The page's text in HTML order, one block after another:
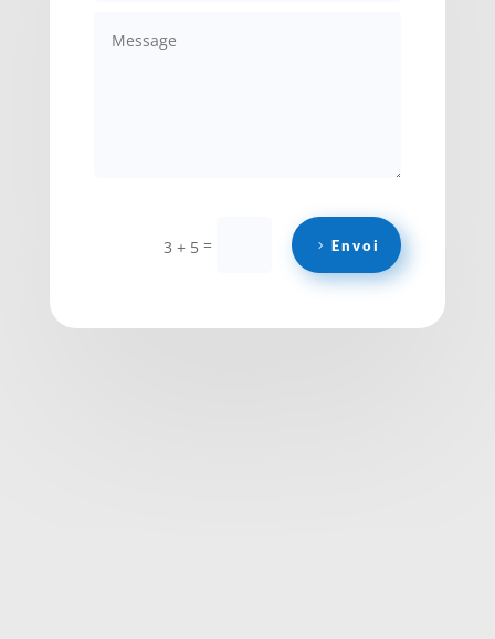
3 + 5 = Envoi